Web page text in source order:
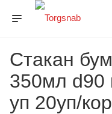
Стакан
350мл d90
уп 20уп/кор